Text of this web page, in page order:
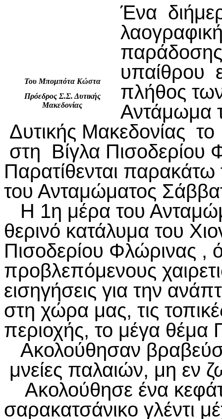
Του Μπομπότα Κώστα
Πρόεδρος Σ.Σ. Δυτικής
Μακεδονίας
Ένα
παράδοσης
υπαίθρου
πλήθος
Αντάμωμα
Δυτικής Μακεδονίας
στη Βίγλα Πισοδερίου
Παρατίθενται
του Ανταμώματος
Η 1η μέρα του
θερινό κατάλυμα του
Πισοδερίου Φλώρινας ,
προβλεπόμενους
εισηγήσεις για την
στη χώρα μας, τις
περιοχής, το μέγα
Ακολούθησαν
μνείες παλαιών, μη εν
Ακολούθησε ένα
σαρακατσάνικο γλέντι